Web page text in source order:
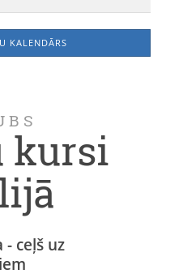
KALENDĀRS
kursi
- ceļš uz